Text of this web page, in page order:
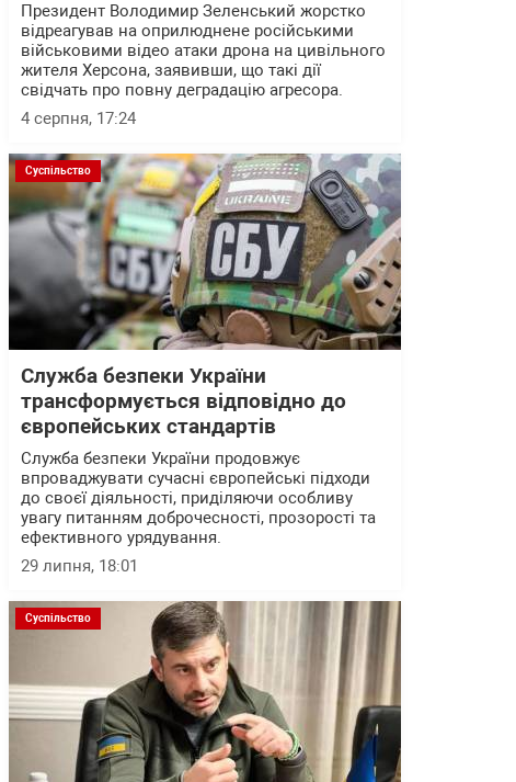
Президент Володимир Зеленський жорстко
відреагував на оприлюднене російськими
військовими відео атаки дрона на цивільного
жителя Херсона, заявивши, що такі дії
свідчать про повну деградацію агресора.
4 серпня, 17:24
Суспільство
Служба безпеки України
трансформується відповідно до
європейських стандартів
Служба безпеки України продовжує
впроваджувати сучасні європейські підходи
до своєї діяльності, приділяючи особливу
увагу питанням доброчесності, прозорості та
ефективного урядування.
29 липня, 18:01
Суспільство